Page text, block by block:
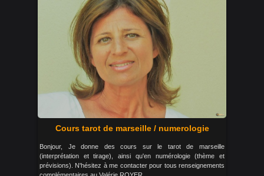
Cours tarot de marseille / numerologie
Bonjour, Je donne des cours sur le tarot de marseille
(interprétation et tirage), ainsi qu'en numérologie (thème et
prévisions). N'hésitez à me contacter pour tous renseignements